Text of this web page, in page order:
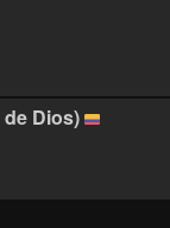
Dios)